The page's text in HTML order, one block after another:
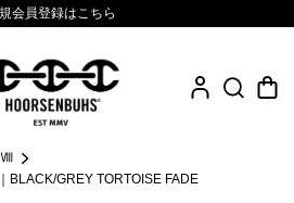
会員登録はこちら
Ⅷ
BLACK/GREY TORTOISE FADE